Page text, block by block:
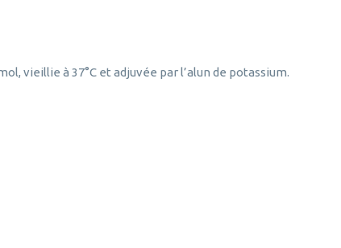
vieillie à 37°C et adjuvée par l’alun de potassium.